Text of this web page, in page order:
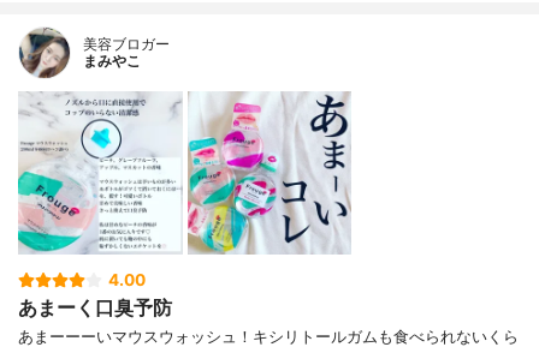
美容ブロガー
まみやこ
4.00
あまーく口臭予防
あまーーーいマウスウォッシュ！ キシリトールガムも食べられないくら